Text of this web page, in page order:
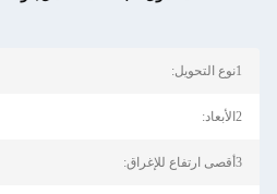
1نوع التحويل:
2الأبعاد:
3أقصى ارتفاع للإغراق: